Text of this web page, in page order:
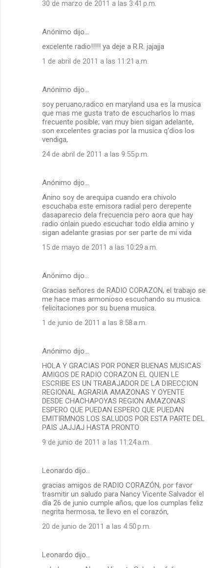
30 de marzo de 2011 a las 3:41 p.m.
Anónimo dijo…
excelente radio!!!!! ya deje a R.R. jajajja
1 de abril de 2011 a las 11:21 a.m.
Anónimo dijo…
soy peruano,radico en maryland usa es la musica
que mas me gusta trato de escucharlos lo mas
frecuente posible; van muy bien sigan adelante,
son excelentes gracias por la musica q'dios los
vendiga,
24 de abril de 2011 a las 9:55 p.m.
Anónimo dijo…
Anino soy de arequipa cuando era chivolo
escuchaba este emisora radial pero derepente
dasaparecio dela frecuencia pero aora que hay
radio onlain puedo escuchar todo eldia amino y
sigan adelante grasias por ser parte de mi vida
15 de mayo de 2011 a las 10:29 a.m.
Anónimo dijo…
Gracias señores de RADIO CORAZON, el trabajo se
me hace mas armonioso escuchando su musica.
felicitaciones por su buena musica.
1 de junio de 2011 a las 8:58 a.m.
Anónimo dijo…
HOLA Y GRACIAS POR PONER BUENAS MUSICAS
AMIGOS DE RADIO CORAZON EL QUIEN LE
ESCRIBE ES UN TRABAJADOR DE LA DIRECCION
REGIONAL AGRARIA AMAZONAS Y OYENTE
DESDE CHACHAPOYAS REGION AMAZONAS
ESPERO QUE PUEDAN ESPERO QUE PUEDAN
EMITIRMNOS LOS SALUDOS POR ESTA PARTE DEL
PAIS JAJJAJ HASTA PRONTO
9 de junio de 2011 a las 11:24 a.m.
Leonardo dijo…
gracias amigos de RADIO CORAZÓN, por favor
trasmitir un saludo para Nancy Vicente Salvador el
día 26 de junio cumple años, que los cumplas feliz
negrita hermosa, te llevo en el corazón,
20 de junio de 2011 a las 4:50 p.m.
Leonardo dijo…